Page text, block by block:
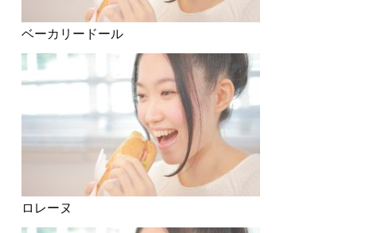
ベーカリードール
ロレーヌ